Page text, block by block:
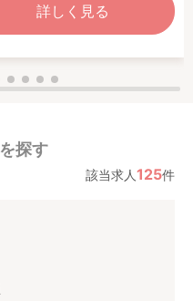
詳しく見る
を探す
該当求人125件